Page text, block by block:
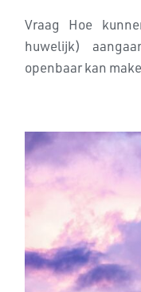
Vraag Hoe
huwelijk)
openbaar kan